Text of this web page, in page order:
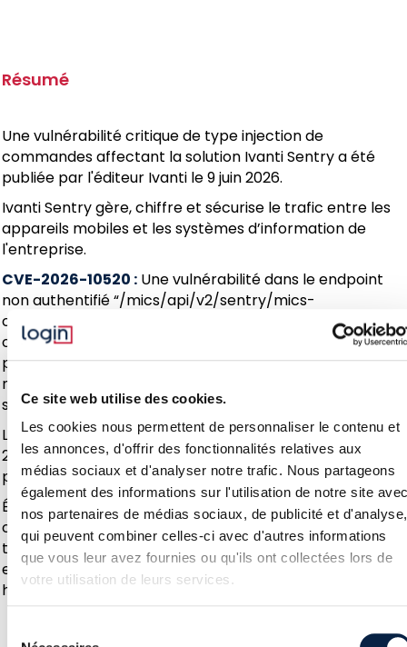
Ce site web utilise des cookies.
Les cookies nous permettent de personnaliser le contenu et
les annonces, d'offrir des fonctionnalités relatives aux
médias sociaux et d'analyser notre trafic. Nous partageons
également des informations sur l'utilisation de notre site
nos partenaires de médias sociaux, de publicité et d'analyse,
qui peuvent combiner celles-ci avec d'autres informations
que vous leur avez fournies ou qu'ils ont collectées lors de
votre utilisation de leurs services.
Résumé
Une vulnérabilité critique de type injection de
commandes affectant la solution Ivanti Sentry a été
publiée par l'éditeur Ivanti le 9 juin 2026.
Ivanti Sentry gère, chiffre et sécurise le trafic entre les
appareils mobiles et les systèmes d’information de
l'entreprise.
CVE-2026-10520 : Une vulnérabilité dans le endpoint
non authentifié “/mics/api/v2/sentry/mics-
config/handleMessage” permet une injection de
commandes. Un attaquant distant non authentifié
pourra exécuter des commandes arbitraires avec un
niveau de privilège root sur le système d'exploitation
sous-jacent.
Les chercheurs de watchTowr Labs ont reproduit CVE-
2026-10520 et ont mis à disposition un outil de détection
public.
Étant donné le risque associé, nous préconisons de
corriger cette vulnérabilité sans plus attendre pour
toute appliance Sentry exposée sur Internet car des
exploitations malveillantes sont attendues dans les
heures à venir.